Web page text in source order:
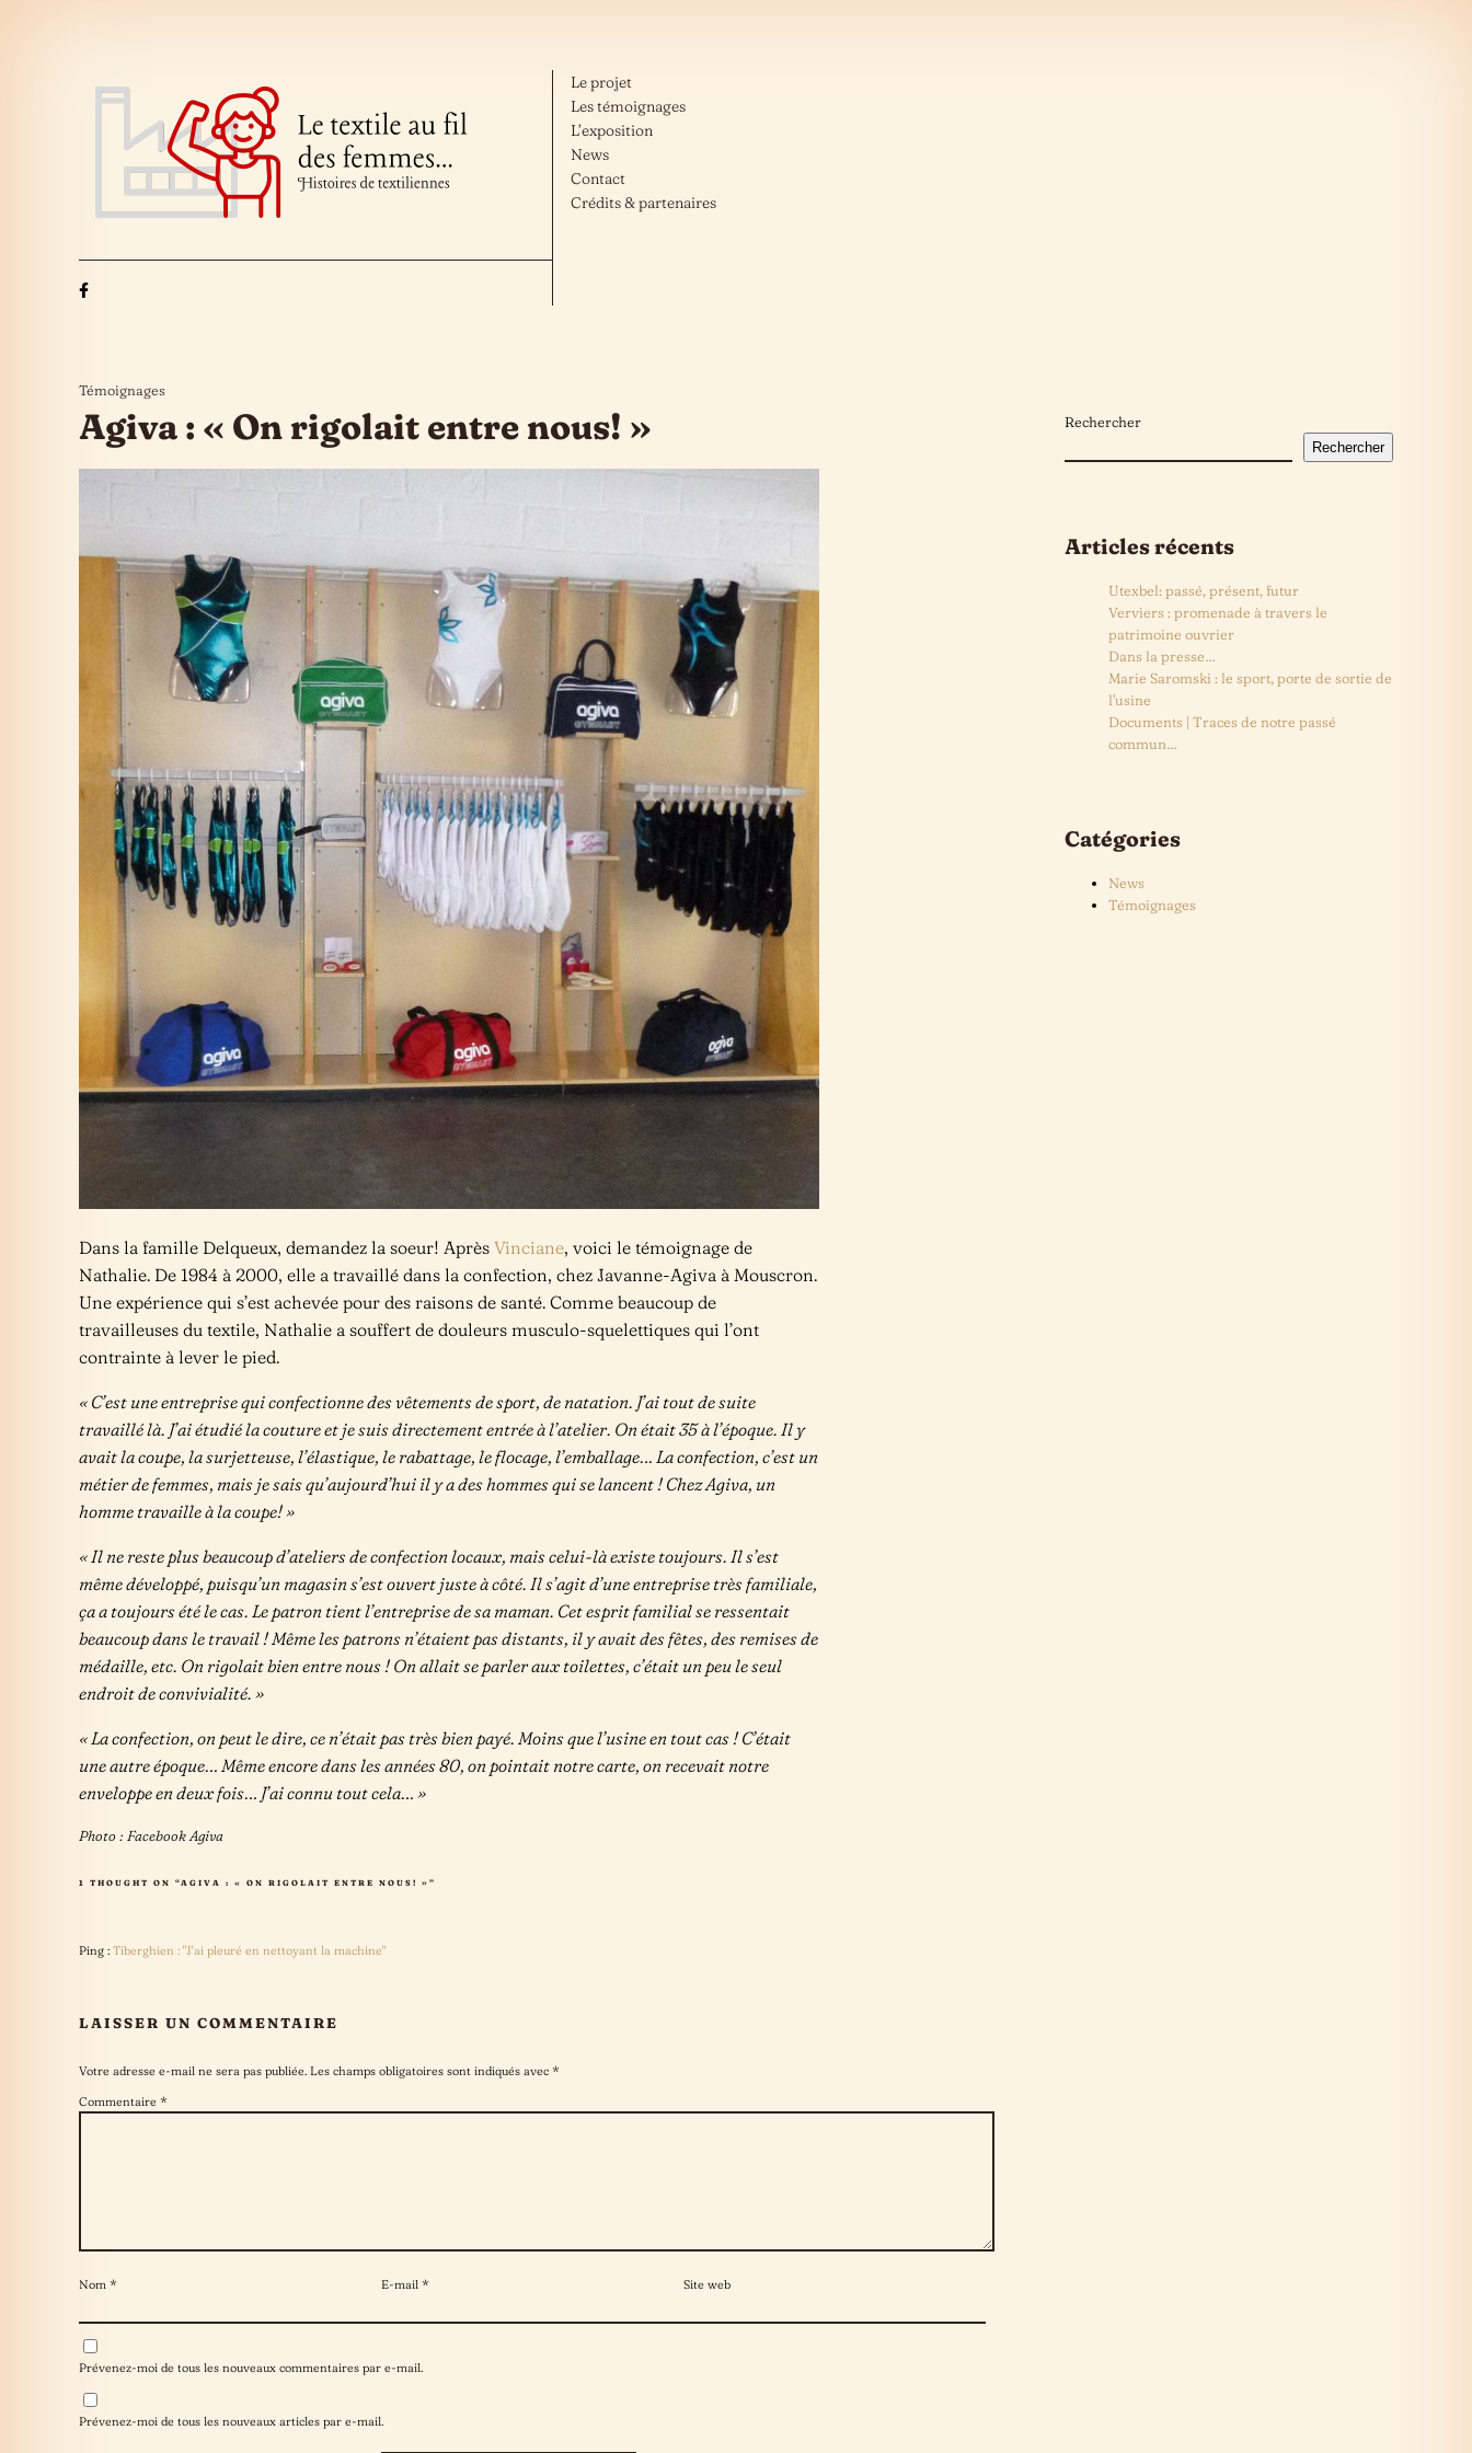
Le projet
Les témoignages
L’exposition
News
Contact
Crédits & partenaires
Témoignages
Agiva : « On rigolait entre nous! »
Dans la famille Delqueux, demandez la soeur! Après Vinciane, voici le témoignage de
Nathalie. De 1984 à 2000, elle a travaillé dans la confection, chez Javanne-Agiva à Mouscron.
Une expérience qui s’est achevée pour des raisons de santé. Comme beaucoup de
travailleuses du textile, Nathalie a souffert de douleurs musculo-squelettiques qui l’ont
contrainte à lever le pied.
« C’est une entreprise qui confectionne des vêtements de sport, de natation. J’ai tout de suite
travaillé là. J’ai étudié la couture et je suis directement entrée à l’atelier. On était 35 à l’époque. Il y
avait la coupe, la surjetteuse, l’élastique, le rabattage, le flocage, l’emballage… La confection, c’est un
métier de femmes, mais je sais qu’aujourd’hui il y a des hommes qui se lancent ! Chez Agiva, un
homme travaille à la coupe! »
« Il ne reste plus beaucoup d’ateliers de confection locaux, mais celui-là existe toujours. Il s’est
même développé, puisqu’un magasin s’est ouvert juste à côté. Il s’agit d’une entreprise très familiale,
ça a toujours été le cas. Le patron tient l’entreprise de sa maman. Cet esprit familial se ressentait
beaucoup dans le travail ! Même les patrons n’étaient pas distants, il y avait des fêtes, des remises de
médaille, etc. On rigolait bien entre nous ! On allait se parler aux toilettes, c’était un peu le seul
endroit de convivialité. »
« La confection, on peut le dire, ce n’était pas très bien payé. Moins que l’usine en tout cas ! C’était
une autre époque… Même encore dans les années 80, on pointait notre carte, on recevait notre
enveloppe en deux fois… J’ai connu tout cela… »
Photo : Facebook Agiva
1 THOUGHT ON “AGIVA : « ON RIGOLAIT ENTRE NOUS! »”
Ping : Tiberghien : "J'ai pleuré en nettoyant la machine"
LAISSER UN COMMENTAIRE
Votre adresse e-mail ne sera pas publiée. Les champs obligatoires sont indiqués avec *
Commentaire *
Nom * E-mail * Site web
Prévenez-moi de tous les nouveaux commentaires par e-mail.
Prévenez-moi de tous les nouveaux articles par e-mail.
Rechercher
Rechercher
Articles récents
Utexbel: passé, présent, futur
Verviers : promenade à travers le
patrimoine ouvrier
Dans la presse…
Marie Saromski : le sport, porte de sortie de
l’usine
Documents | Traces de notre passé
commun…
Catégories
News
Témoignages